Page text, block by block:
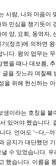
사람, 나와 마음이
민심을 챙기듯이
양, 요회, 동역자,
(정조)에 의하면 왕
니다. 왕의 업무는
을 때나 대보름, 추
을 짓느라 며칠째
을 위해 헌신하는
생이라는 호칭을 붙
있어야 했습니다.
다. 언어도 ‘~다,~까
긍지가 대단했던
수 있었습니다. 우
했습니다. 이름을